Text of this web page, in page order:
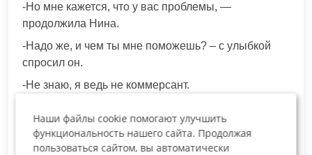
-Но мне кажется, что у вас проблемы, —
продолжила Нина.
-Надо же, и чем ты мне поможешь? – с улыбкой
спросил он.
-Не знаю, я ведь не коммерсант.
почему бы тебя не отправить на какие-нибудь
курсы?
Наши файлы cookie помогают улучшить
функциональность нашего сайта. Продолжая
пользоваться сайтом, вы автоматически